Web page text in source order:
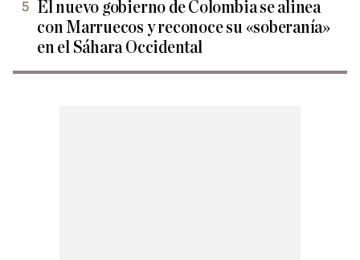
El nuevo gobierno de Colombia se alinea
con Marruecos y reconoce su «soberanía»
en el Sáhara Occidental